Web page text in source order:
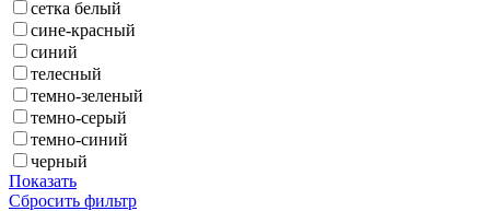
сетка белый
сине-красный
синий
телесный
темно-зеленый
темно-серый
темно-синий
черный
Показать
Сбросить фильтр